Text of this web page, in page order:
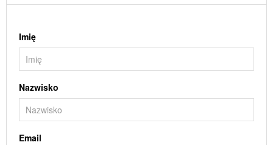
Imię
Nazwisko
Email